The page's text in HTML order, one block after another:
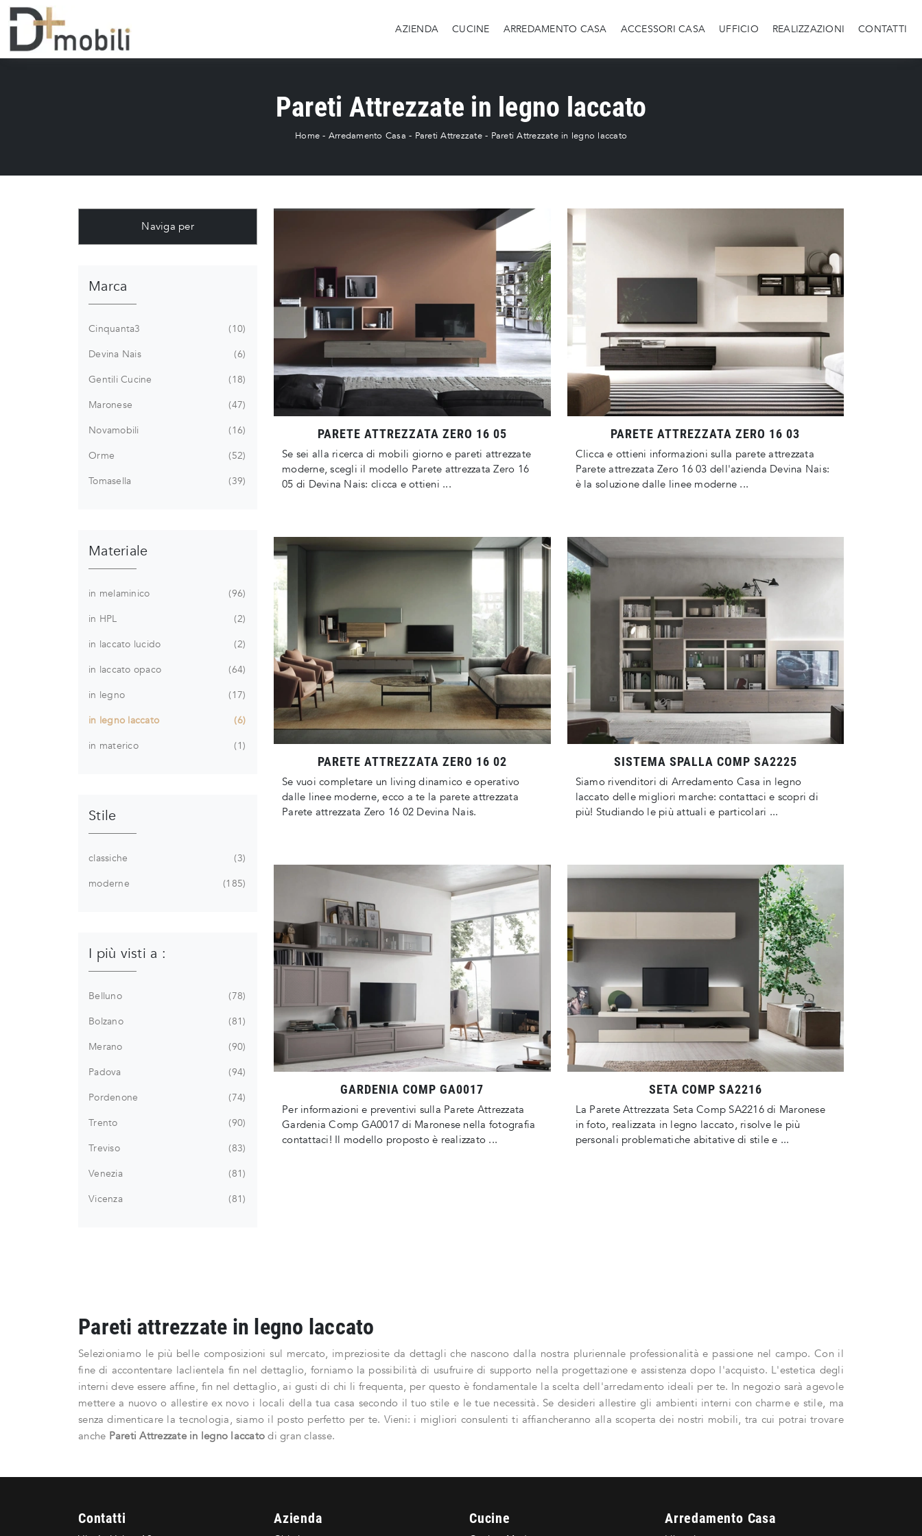
AZIENDA CUCINE ARREDAMENTO CASA ACCESSORI CASA UFFICIO REALIZZAZIONI CONTATTI
Pareti Attrezzate in legno laccato
Home - Arredamento Casa - Pareti Attrezzate- Pareti Attrezzate in legno laccato
PARETE ATTREZZATA ZERO 16 05
Se sei alla ricerca di mobili giorno e pareti attrezzate
moderne, scegli il modello Parete attrezzata Zero 16
05 di Devina Nais: clicca e ottieni ...
PARETE ATTREZZATA ZERO 16 03
Clicca e ottieni informazioni sulla parete attrezzata
Parete attrezzata Zero 16 03 dell'azienda Devina Nais:
è la soluzione dalle linee moderne ...
PARETE ATTREZZATA ZERO 16 02
Se vuoi completare un living dinamico e operativo
dalle linee moderne, ecco a te la parete attrezzata
Parete attrezzata Zero 16 02 Devina Nais.
SISTEMA SPALLA COMP SA2225
Siamo rivenditori di Arredamento Casa in legno
laccato delle migliori marche: contattaci e scopri di
più! Studiando le più attuali e particolari ...
GARDENIA COMP GA0017
Per informazioni e preventivi sulla Parete Attrezzata
Gardenia Comp GA0017 di Maronese nella fotografia
contattaci! Il modello proposto è realizzato ...
SETA COMP SA2216
La Parete Attrezzata Seta Comp SA2216 di Maronese
in foto, realizzata in legno laccato, risolve le più
personali problematiche abitative di stile e ...
Naviga per
Marca
Cinquanta3
10
Devina Nais
6
Gentili Cucine
18
Maronese
47
Novamobili
16
Orme
52
Tomasella
39
Materiale
in melaminico
96
in HPL
2
in laccato lucido
2
in laccato opaco
64
in legno
17
in legno laccato
6
in materico
1
Stile
classiche
3
moderne
185
I più visti a :
Belluno
78
Bolzano
81
Merano
90
Padova
94
Pordenone
74
Trento
90
Treviso
83
Venezia
81
Vicenza
81
Pareti attrezzate in legno laccato
Selezioniamo le più belle composizioni sul mercato, impreziosite da dettagli che nascono dalla nostra pluriennale professionalità e passione nel campo. Con il
fine di accontentare laclientela fin nel dettaglio, forniamo la possibilità di usufruire di supporto nella progettazione e assistenza dopo l'acquisto. L'estetica degli
interni deve essere affine, fin nel dettaglio, ai gusti di chi li frequenta, per questo è fondamentale la scelta dell'arredamento ideali per te. In negozio sarà agevole
mettere a nuovo o allestire ex novo i locali della tua casa secondo il tuo stile e le tue necessità. Se desideri allestire gli ambienti interni con charme e stile, ma
senza dimenticare la tecnologia, siamo il posto perfetto per te. Vieni: i migliori consulenti ti affiancheranno alla scoperta dei nostri mobili, tra cui potrai trovare
anche Pareti Attrezzate in legno laccato di gran classe.
Contatti Azienda Cucine Arredamento Casa